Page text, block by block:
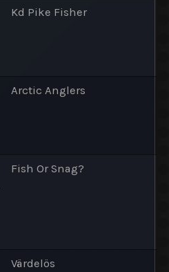
Kd Pike Fisher
Arctic Anglers
Fish Or Snag?
Värdelös